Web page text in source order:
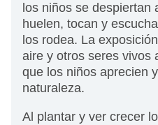
los niños se despiertan
huelen, tocan y
los rodea. La
aire y otros seres vivos
que los niños aprecien
naturaleza.
Al plantar y ver crecer